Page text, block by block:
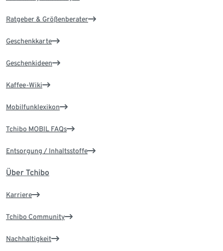
Ratgeber & Größenberater
Geschenkkarte
Geschenkideen
Kaffee-Wiki
Mobilfunklexikon
Tchibo MOBIL FAQs
Entsorgung / Inhaltsstoffe
Über Tchibo
Karriere
Tchibo Community
Nachhaltigkeit